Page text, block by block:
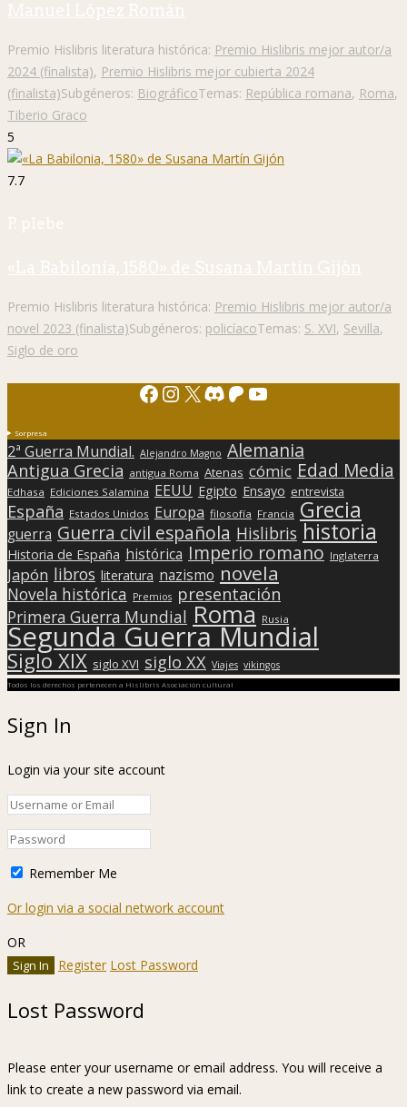
Manuel López Román
Premio Hislibris literatura histórica: Premio Hislibris mejor autor/a
2024 (finalista), Premio Hislibris mejor cubierta 2024
(finalista)Subgéneros: BiográficoTemas: República romana, Roma,
Tiberio Graco
5
7.7
P. plebe
«La Babilonia, 1580» de Susana Martín Gijón
Premio Hislibris literatura histórica: Premio Hislibris mejor autor/a
novel 2023 (finalista)Subgéneros: policíacoTemas: S. XVI, Sevilla,
Siglo de oro
Facebook
Instagram
X Discord
Patreon
YouTube
Sorpresa
2ª Guerra Mundial. Alejandro Magno Alemania
Antigua Grecia antigua Roma Atenas cómic Edad Media
Edhasa Ediciones Salamina EEUU Egipto Ensayo entrevista
España Estados Unidos Europa filosofía Francia Grecia
guerra Guerra civil española Hislibris historia
Historia de España histórica Imperio romano Inglaterra
Japón libros literatura nazismo novela
Novela histórica Premios presentación
Primera Guerra Mundial Roma Rusia
Segunda Guerra Mundial
Siglo XIX siglo XVI siglo XX Viajes vikingos
Todos los derechos pertenecen a Hislibris Asociación cultural
Sign In
Login via your site account
Remember Me
Or login via a social network account
OR
Register Lost Password
Lost Password
Please enter your username or email address. You will receive a
link to create a new password via email.